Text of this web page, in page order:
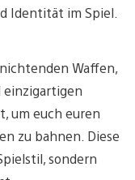
Identität im Spiel.
Waffen,
einzigartigen
um euch euren
zu bahnen. Diese
sondern